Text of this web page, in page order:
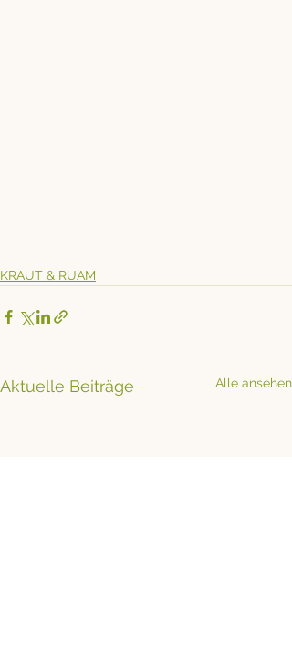
KRAUT & RUAM
Aktuelle Beiträge Alle ansehen